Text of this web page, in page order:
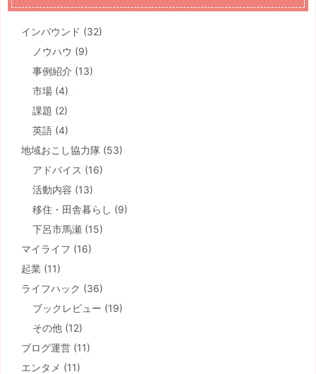
インバウンド (32)
ノウハウ (9)
事例紹介 (13)
市場 (4)
課題 (2)
英語 (4)
地域おこし協力隊 (53)
アドバイス (16)
活動内容 (13)
移住・田舎暮らし (9)
下呂市馬瀬 (15)
マイライフ (16)
起業 (11)
ライフハック (36)
ブックレビュー (19)
その他 (12)
ブログ運営 (11)
エンタメ (11)